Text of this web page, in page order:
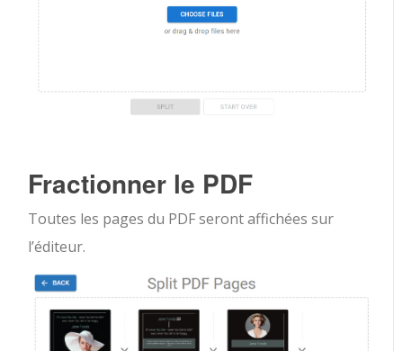
Fractionner le PDF
Toutes les pages du PDF seront affichées sur
l’éditeur.